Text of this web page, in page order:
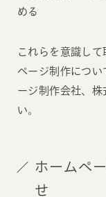
める
これらを意識し
ページ制作につ
ージ制作会社、株
い。
ホームペ
せ